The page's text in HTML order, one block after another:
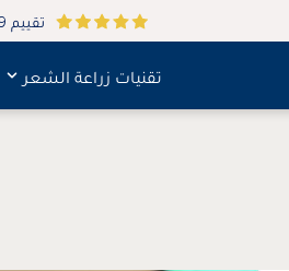
تقييم 4.9 من أكثر من 11,000 مراجعة على Google
تقنيات زراعة الشعر